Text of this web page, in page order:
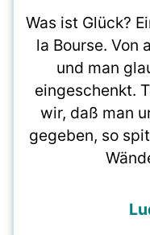
Was ist Glück?
la Bourse. Von
und man
eingeschenkt.
wir, daß man
gegeben, so